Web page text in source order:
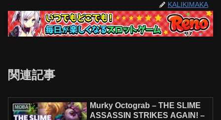
KALIKIMAKA
関連記事
MOBA
Murky Octograb – THE SLIME
ASSASSIN STRIKES AGAIN! –